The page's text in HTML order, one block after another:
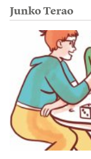
Junko Terao